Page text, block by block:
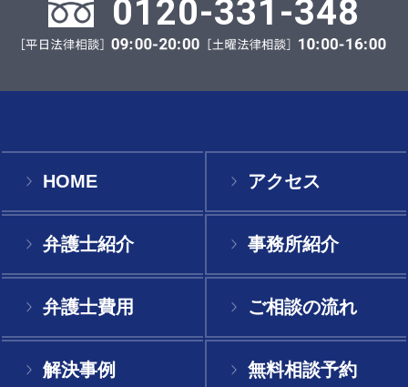
0120-331-348
HOME アクセス
弁護士紹介 事務所紹介
弁護士費用 ご相談の流れ
解決事例 無料相談予約